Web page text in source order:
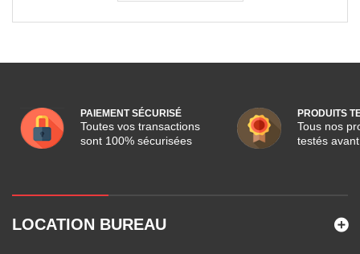
PAIEMENT SÉCURISÉ
Toutes vos transactions
sont 100% sécurisées
PRODUITS
Tous nos
testés
LOCATION BUREAU